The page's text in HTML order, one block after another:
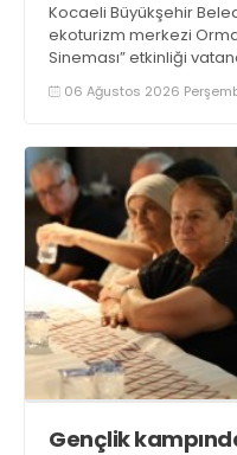
Kocaeli Büyükşehir
ekoturizm merkezi
Sineması” etkinliği
06 Ağustos 2026
Gençlik